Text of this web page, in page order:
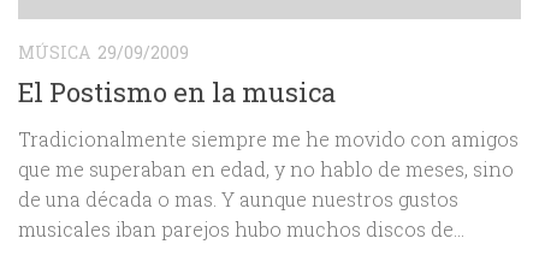
MÚSICA 29/09/2009
El Postismo en la musica
Tradicionalmente siempre me he movido con amigos
que me superaban en edad, y no hablo de meses, sino
de una década o mas. Y aunque nuestros gustos
musicales iban parejos hubo muchos discos de...